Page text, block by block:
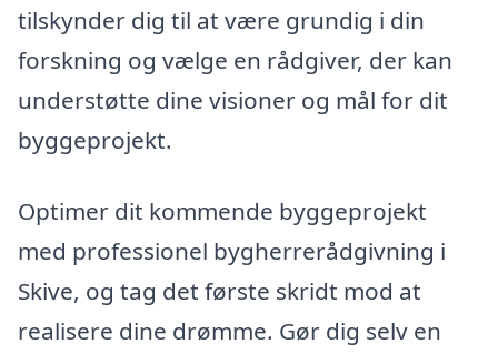
tilskynder dig til at være grundig i din
forskning og vælge en rådgiver, der kan
understøtte dine visioner og mål for dit
byggeprojekt.
Optimer dit kommende byggeprojekt
med professionel bygherrerådgivning i
Skive, og tag det første skridt mod at
realisere dine drømme. Gør dig selv en